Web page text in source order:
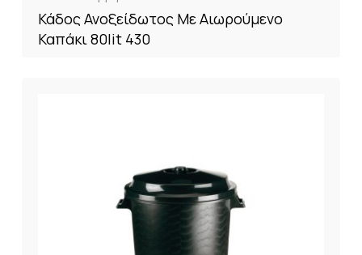
Κάδος Ανοξείδωτος Με Αιωρούμενο
Καπάκι 80lit 430